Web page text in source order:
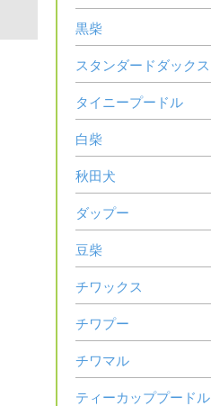
黒柴
スタンダードダックス
タイニープードル
白柴
秋田犬
ダップー
豆柴
チワックス
チワプー
チワマル
ティーカッププードル